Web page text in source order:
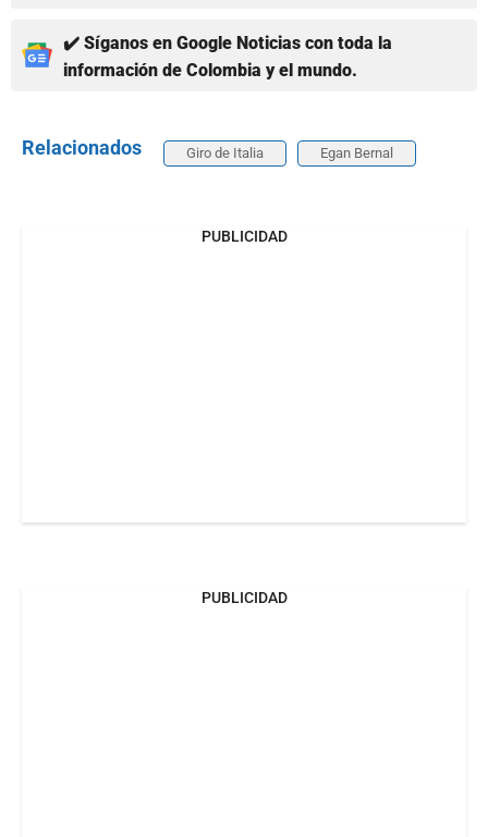
✔️ Síganos en Google Noticias con toda la
información de Colombia y el mundo.
Relacionados Giro de Italia Egan Bernal
PUBLICIDAD
PUBLICIDAD